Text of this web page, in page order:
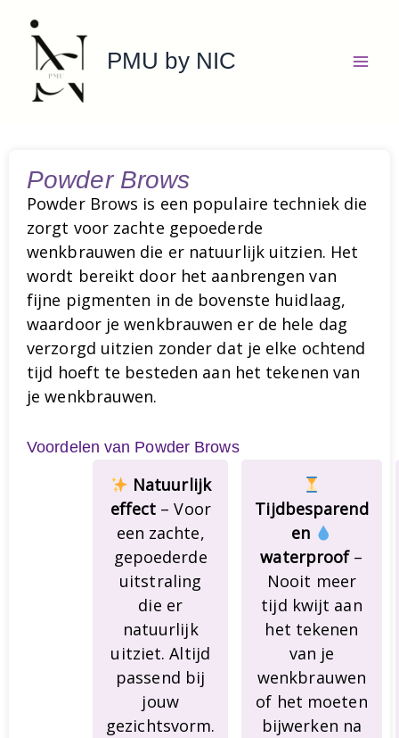
naar
inhoud
PMU by NIC
Powder Brows
Powder Brows is een populaire techniek die
zorgt voor zachte gepoederde
wenkbrauwen die er natuurlijk uitzien. Het
wordt bereikt door het aanbrengen van
fijne pigmenten in de bovenste huidlaag,
waardoor je wenkbrauwen er de hele dag
verzorgd uitzien zonder dat je elke ochtend
tijd hoeft te besteden aan het tekenen van
je wenkbrauwen.
Voordelen van Powder Brows
Natuurlijk
effect – Voor
een zachte,
gepoederde
uitstraling
die er
natuurlijk
uitziet. Altijd
passend bij
jouw
gezichtsvorm.
Tijdbesparend
en
waterproof–
Nooit meer
tijd kwijt aan
het tekenen
van je
wenkbrauwen
of het moeten
bijwerken na